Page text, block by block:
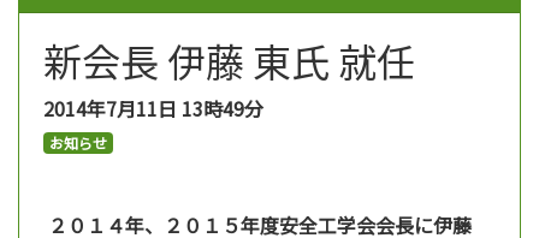
新会長 伊藤 東氏 就任
2014年7月11日 13時49分
お知らせ
２０１４年、２０１５年度安全工学会会長に伊藤